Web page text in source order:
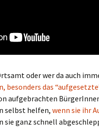
oder wer da auch
besonders das
aufgebrachten
selbst helfen,wenn sie ihr
sie ganz schnell